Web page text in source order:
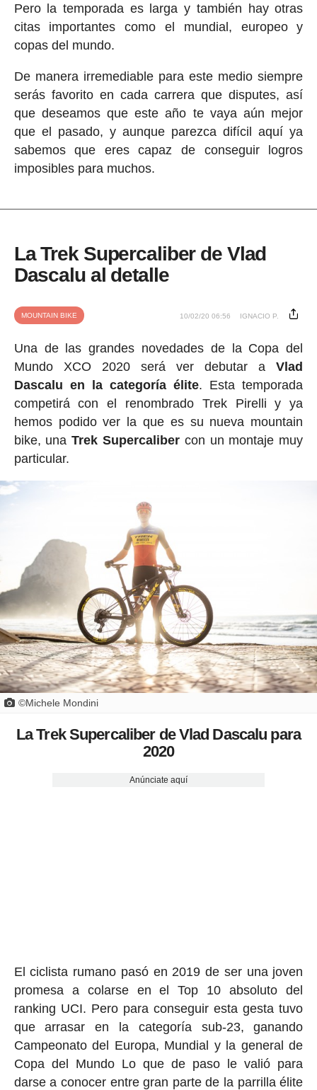
Pero la temporada es larga y también hay otras
citas importantes como el mundial, europeo y
copas del mundo.
De manera irremediable para este medio siempre
serás favorito en cada carrera que disputes, así
que deseamos que este año te vaya aún mejor
que el pasado, y aunque parezca difícil aquí ya
sabemos que eres capaz de conseguir logros
imposibles para muchos.
La Trek Supercaliber de Vlad
Dascalu al detalle
MOUNTAIN BIKE 10/02/20 06:56 IGNACIO P.
Una de las grandes novedades de la Copa del
Mundo XCO 2020 será ver debutar aVlad
Dascalu en la categoría élite. Esta temporada
competirá con el renombrado Trek Pirelli y ya
hemos podido ver la que es su nueva mountain
bike, una Trek Supercaliber con un montaje muy
particular.
©Michele Mondini
La Trek Supercaliber de Vlad Dascalu para
2020
Anúnciate aquí
El ciclista rumano pasó en 2019 de ser una joven
promesa a colarse en el Top 10 absoluto del
ranking UCI. Pero para conseguir esta gesta tuvo
que arrasar en la categoría sub-23, ganando
Campeonato del Europa, Mundial y la general de
Copa del Mundo Lo que de paso le valió para
darse a conocer entre gran parte de la parrilla élite